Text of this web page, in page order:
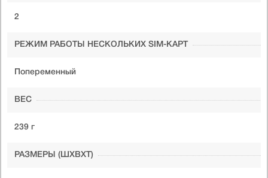
2
РЕЖИМ РАБОТЫ НЕСКОЛЬКИХ SIM-КАРТ
Попеременный
ВЕС
239 г
РАЗМЕРЫ (ШXВXТ)